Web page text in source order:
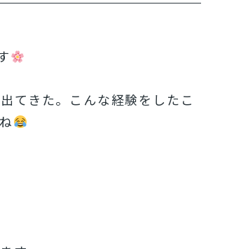
てきた。こんな経験をしたこ